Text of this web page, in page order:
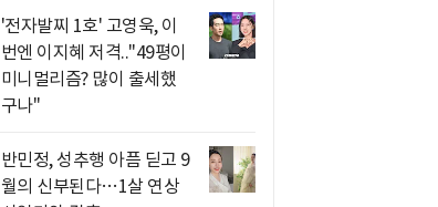
'전자발찌 1호' 고영욱, 이
번엔 이지혜 저격.."49평이
미니멀리즘? 많이 출세했
구나"
반민정, 성추행 아픔 딛고 9
월의 신부된다…1살 연상